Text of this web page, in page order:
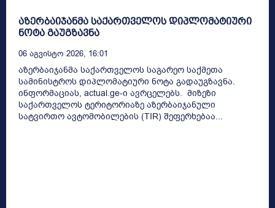
აზერბაიჯანმა საქართველოს დიპლომატიური
ნოტა გაუგზავნა
06 Აგვისტო 2026, 16:01
აზერბაიჯანმა საქართველოს საგარეო საქმეთა
სამინისტროს დიპლომატიური ნოტა გადაუგზავნა.
ინფორმაციას, actual.ge-ი ავრცელებს. მიზეზი
საქართველოს ტერიტორიაზე აზერბაიჯანული
სატვირთო ავტომობილების (TIR) შეფერხებაა...